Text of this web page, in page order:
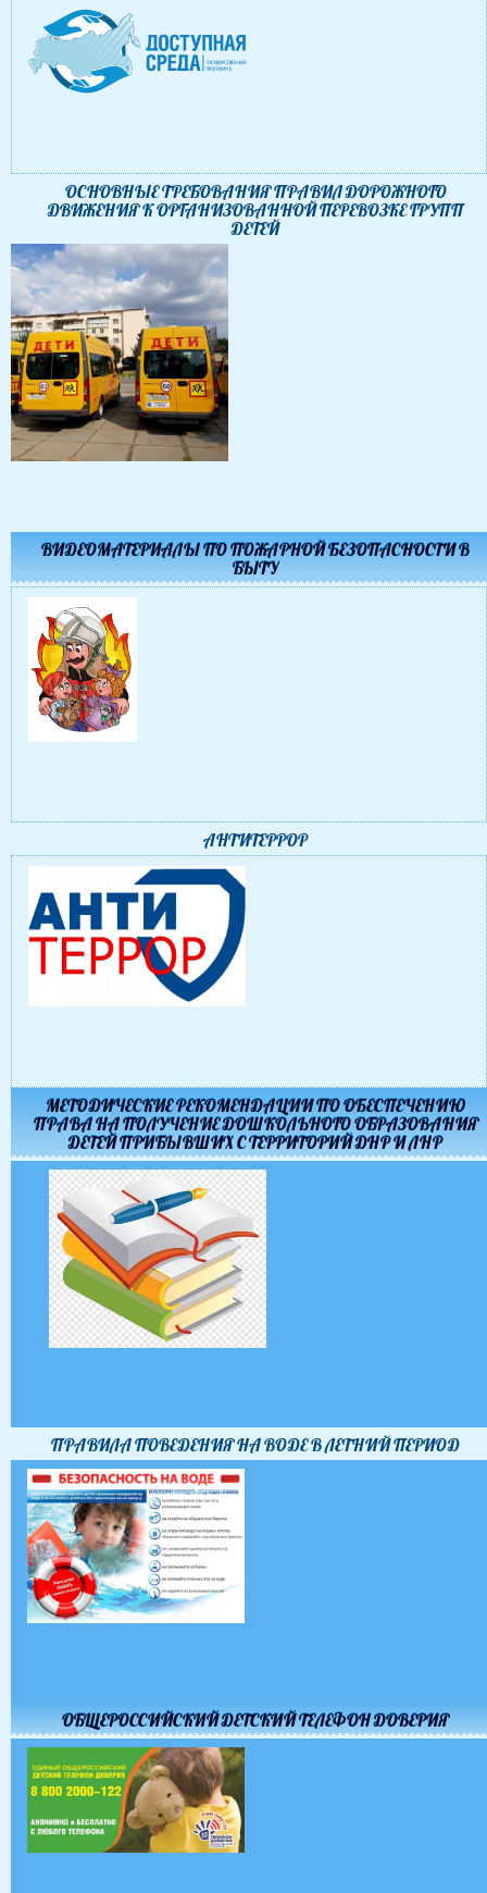
ОСНОВНЫЕ ТРЕБОВАНИЯ ПРАВИЛ ДОРОЖНОГО
ДВИЖЕНИЯ К ОРГАНИЗОВАННОЙ ПЕРЕВОЗКЕ ГРУПП
ДЕТЕЙ
ВИДЕОМАТЕРИАЛЫ ПО ПОЖАРНОЙ БЕЗОПАСНОСТИ В
БЫТУ
АНТИТЕРРОР
МЕТОДИЧЕСКИЕ РЕКОМЕНДАЦИИ ПО ОБЕСПЕЧЕНИЮ
ПРАВА НА ПОЛУЧЕНИЕ ДОШКОЛЬНОГО ОБРАЗОВАНИЯ
ДЕТЕЙ ПРИБЫВШИХ С ТЕРРИТОРИЙ ДНР И ЛНР
ПРАВИЛА ПОВЕДЕНИЯ НА ВОДЕ В ЛЕТНИЙ ПЕРИОД
ОБЩЕРОССИЙСКИЙ ДЕТСКИЙ ТЕЛЕФОН ДОВЕРИЯ